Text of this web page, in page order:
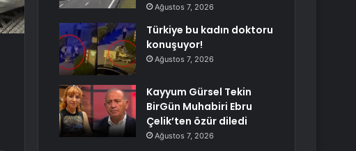
Ağustos 7, 2026
Türkiye bu kadın doktoru
konuşuyor!
Ağustos 7, 2026
Kayyum Gürsel Tekin
BirGün Muhabiri Ebru
Çelik’ten özür diledi
Ağustos 7, 2026